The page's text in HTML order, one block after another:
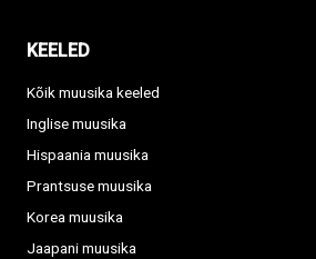
KEELED
Kõik muusika keeled
Inglise muusika
Hispaania muusika
Prantsuse muusika
Korea muusika
Jaapani muusika